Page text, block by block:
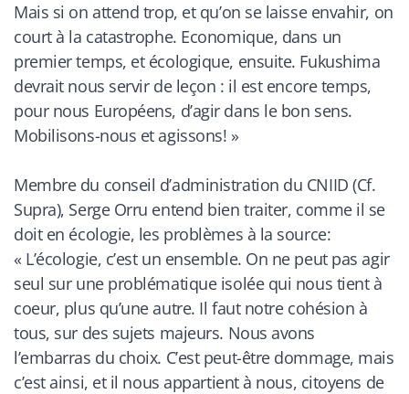
Mais si on attend trop, et qu’on se laisse envahir, on
court à la catastrophe. Economique, dans un
premier temps, et écologique, ensuite. Fukushima
devrait nous servir de leçon : il est encore temps,
pour nous Européens, d’agir dans le bon sens.
Mobilisons-nous et agissons! »
Membre du conseil d’administration du CNIID (Cf.
Supra), Serge Orru entend bien traiter, comme il se
doit en écologie, les problèmes à la source:
« L’écologie, c’est un ensemble. On ne peut pas agir
seul sur une problématique isolée qui nous tient à
coeur, plus qu’une autre. Il faut notre cohésion à
tous, sur des sujets majeurs. Nous avons
l’embarras du choix. C’est peut-être dommage, mais
c’est ainsi, et il nous appartient à nous, citoyens de